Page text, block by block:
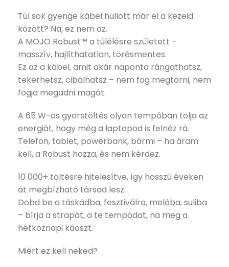
Túl sok gyenge kábel hullott már el a kezeid
között? Na, ez nem az.
A MOJO Robust™ a túlélésre született –
masszív, hajlíthatatlan, törésmentes.
Ez az a kábel, amit akár naponta rángathatsz,
tekerhetsz, cibálhatsz – nem fog megtörni, nem
fogja megadni magát.
A 65 W-os gyorstöltés olyan tempóban tolja az
energiát, hogy még a laptopod is felnéz rá.
Telefon, tablet, powerbank, bármi – ha áram
kell, a Robust hozza, és nem kérdez.
10 000+ töltésre hitelesítve, így hosszú éveken
át megbízható társad lesz.
Dobd be a táskádba, fesztiválra, melóba, suliba
– bírja a strapát, a te tempódat, na meg a
hétköznapi káoszt.
Miért ez kell neked?